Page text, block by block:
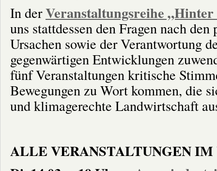
In derVeranstaltungsreihe
uns stattdessen den Fragen nach
Ursachen sowie der Verantwortung
gegenwärtigen Entwicklungen
fünf Veranstaltungen kritische
Bewegungen zu Wort kommen, die
und klimagerechte Landwirtschaft
ALLE VERANSTALTUNGEN